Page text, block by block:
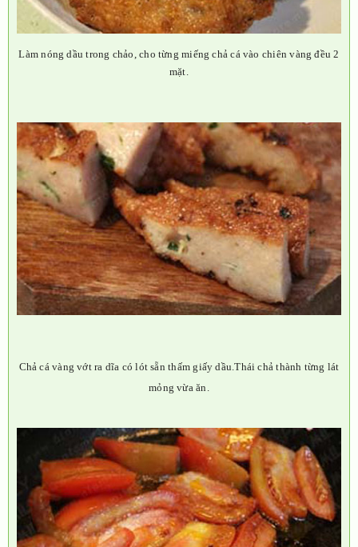
Làm nóng dầu trong chảo, cho từng miếng chả cá vào chiên vàng đều 2
mặt.
Chả cá vàng vớt ra dĩa có lót sẵn thấm giấy dầu.Thái chả thành từng lát
mỏng vừa ăn.